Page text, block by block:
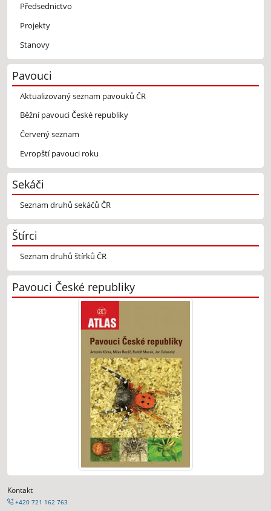
Předsednictvo
Projekty
Stanovy
Pavouci
Aktualizovaný seznam pavouků ČR
Běžní pavouci České republiky
Červený seznam
Evropští pavouci roku
Sekáči
Seznam druhů sekáčů ČR
Štírci
Seznam druhů štírků ČR
Pavouci České republiky
Kontakt
+420 721 162 763